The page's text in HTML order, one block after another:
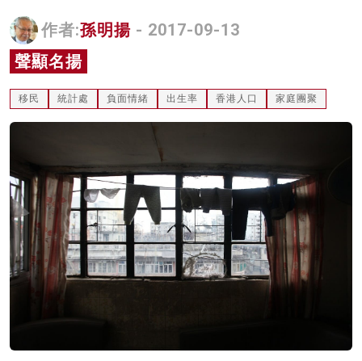
科技
影片
作者:孫明揚 - 2017-09-13
聲顯名揚
移民 統計處 負面情緒 出生率 香港人口 家庭團聚